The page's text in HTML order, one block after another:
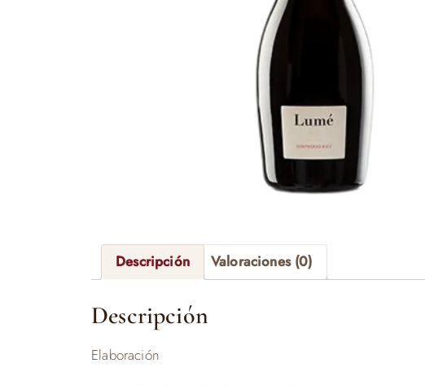
Descripción Valoraciones (0)
Descripción
Elaboración